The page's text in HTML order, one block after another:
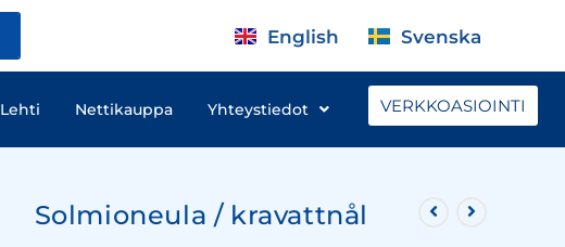
English Svenska
Lehti Nettikauppa Yhteystiedot VERKKOASIOINTI
Solmioneula / kravattnål